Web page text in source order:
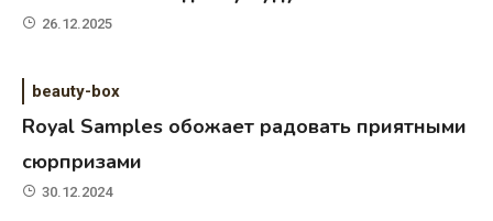
26.12.2025
beauty-box
Royal Samples обожает радовать приятными
сюрпризами
30.12.2024